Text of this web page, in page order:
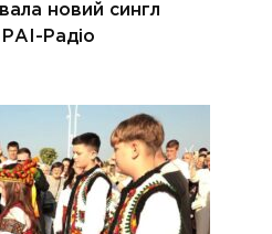
новий сингл
Радіо